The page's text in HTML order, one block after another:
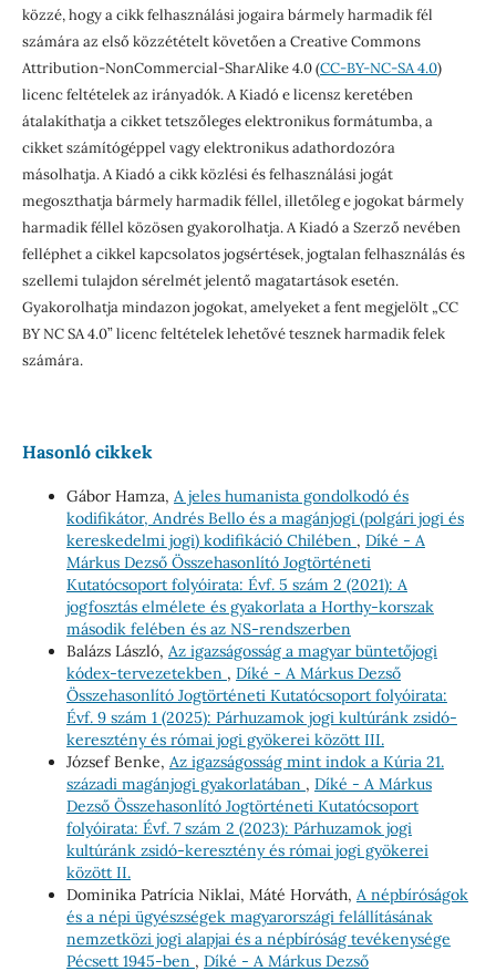
közzé, hogy a cikk felhasználási jogaira bármely harmadik fél
számára az első közzétételt követően a Creative Commons
Attribution-NonCommercial-SharAlike 4.0 (CC-BY-NC-SA 4.0)
licenc feltételek az irányadók. A Kiadó e licensz keretében
átalakíthatja a cikket tetszőleges elektronikus formátumba, a
cikket számítógéppel vagy elektronikus adathordozóra
másolhatja. A Kiadó a cikk közlési és felhasználási jogát
megoszthatja bármely harmadik féllel, illetőleg e jogokat bármely
harmadik féllel közösen gyakorolhatja. A Kiadó a Szerző nevében
felléphet a cikkel kapcsolatos jogsértések, jogtalan felhasználás és
szellemi tulajdon sérelmét jelentő magatartások esetén.
Gyakorolhatja mindazon jogokat, amelyeket a fent megjelölt „CC
BY NC SA 4.0” licenc feltételek lehetővé tesznek harmadik felek
számára.
Hasonló cikkek
Gábor Hamza, A jeles humanista gondolkodó és
kodifikátor, Andrés Bello és a magánjogi (polgári jogi és
kereskedelmi jogi) kodifikáció Chilében , Díké - A
Márkus Dezső Összehasonlító Jogtörténeti
Kutatócsoport folyóirata: Évf. 5 szám 2 (2021): A
jogfosztás elmélete és gyakorlata a Horthy-korszak
második felében és az NS-rendszerben
Balázs László, Az igazságosság a magyar büntetőjogi
kódex-tervezetekben , Díké - A Márkus Dezső
Összehasonlító Jogtörténeti Kutatócsoport folyóirata:
Évf. 9 szám 1 (2025): Párhuzamok jogi kultúránk zsidó-
keresztény és római jogi gyökerei között III.
József Benke, Az igazságosság mint indok a Kúria 21.
századi magánjogi gyakorlatában , Díké - A Márkus
Dezső Összehasonlító Jogtörténeti Kutatócsoport
folyóirata: Évf. 7 szám 2 (2023): Párhuzamok jogi
kultúránk zsidó-keresztény és római jogi gyökerei
között II.
Dominika Patrícia Niklai, Máté Horváth, A népbíróságok
és a népi ügyészségek magyarországi felállításának
nemzetközi jogi alapjai és a népbíróság tevékenysége
Pécsett 1945-ben , Díké - A Márkus Dezső